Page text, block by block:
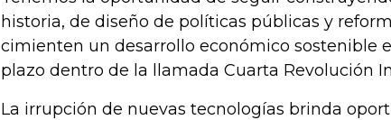
historia, de diseño de políticas públicas y
cimienten un desarrollo económico sostenible
plazo dentro de la llamada Cuarta Revolución
La irrupción de nuevas tecnologías brinda